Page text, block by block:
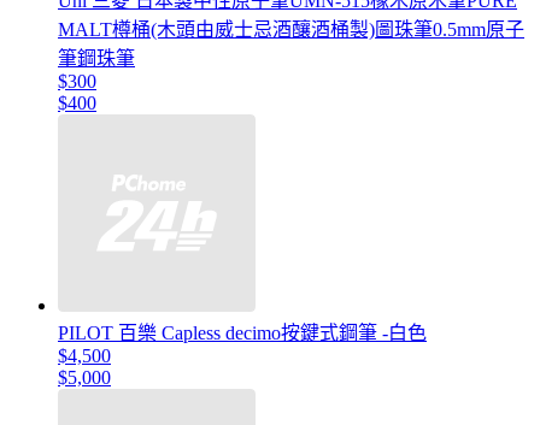
MALT樽桶(木頭由威士忌酒釀酒桶製)圖珠筆0.5mm原子
筆鋼珠筆
$300
$400
PILOT 百樂 Capless decimo按鍵式鋼筆 -白色
$4,500
$5,000